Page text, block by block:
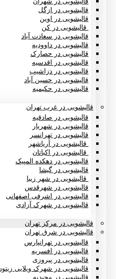
قالیشویی در ازگل
قالیشویی در اوین
قالیشویی در کن
قالیشویی در سعادت آباد
قالیشویی در داوودیه
قالیشویی در حصارک
قالیشویی در اقدسیه
قالیشویی در دزاشیب
قالیشویی در حسین آباد
قالیشویی در حکیمیه
قالیشویی در غرب تهران
قالیشویی در صادقیه
قالیشویی در شهریار
قالیشویی در تهرانسر
قالیشویی در آریاشهر
قالیشویی در اکباتان
قالیشویی در دهکده المپیک
قالیشویی در گیشا
قالیشویی در شهر زیبا
قالیشویی در شهرقدس
قالیشویی در اشرفی اصفهانی
قالیشویی در شهرک آزادی
قالیشویی در مرکز تهران
قالیشویی در شرق تهران
قالیشویی در تهرانپارس
قالیشویی در افسریه
قالیشویی در پیروزی
قالیشویی در شهرک ویلایی
قالیشویی در مجیدیه